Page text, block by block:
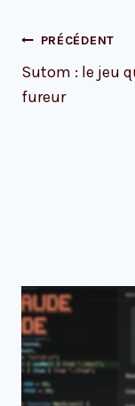
Navigation
l’article
PRÉCÉDENT
Sutom : le jeu
fureur